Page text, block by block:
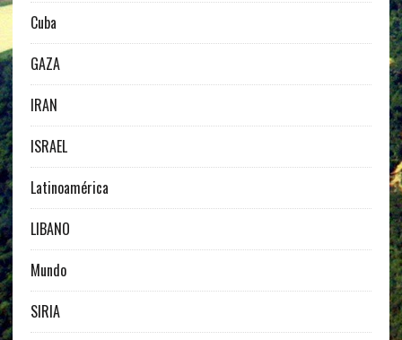
Cuba
GAZA
IRAN
ISRAEL
Latinoamérica
LIBANO
Mundo
SIRIA